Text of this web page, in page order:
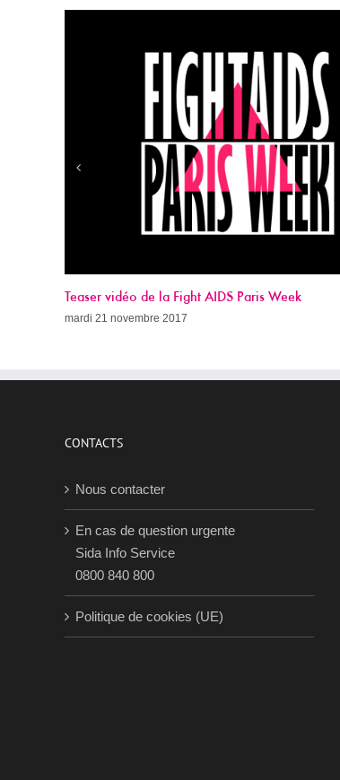
Appel à dons 2017
dimanche 19 novembre 2017
CONTACTS
Nous contacter
En cas de question urgente
Sida Info Service
0800 840 800
Politique de cookies (UE)